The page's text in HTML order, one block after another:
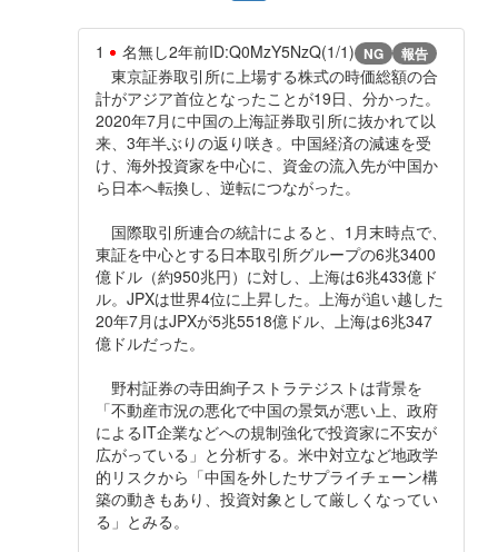
1 名無し2年前ID:Q0MzY5NzQ(1/1) NG 報告
東京証券取引所に上場する株式の時価総額の合
計がアジア首位となったことが19日、分かった。
2020年7月に中国の上海証券取引所に抜かれて以
来、3年半ぶりの返り咲き。中国経済の減速を受
け、海外投資家を中心に、資金の流入先が中国か
ら日本へ転換し、逆転につながった。
国際取引所連合の統計によると、1月末時点で、
東証を中心とする日本取引所グループの6兆3400
億ドル（約950兆円）に対し、上海は6兆433億ド
ル。JPXは世界4位に上昇した。上海が追い越した
20年7月はJPXが5兆5518億ドル、上海は6兆347
億ドルだった。
野村証券の寺田絢子ストラテジストは背景を
「不動産市況の悪化で中国の景気が悪い上、政府
によるIT企業などへの規制強化で投資家に不安が
広がっている」と分析する。米中対立など地政学
的リスクから「中国を外したサプライチェーン構
築の動きもあり、投資対象として厳しくなってい
る」とみる。